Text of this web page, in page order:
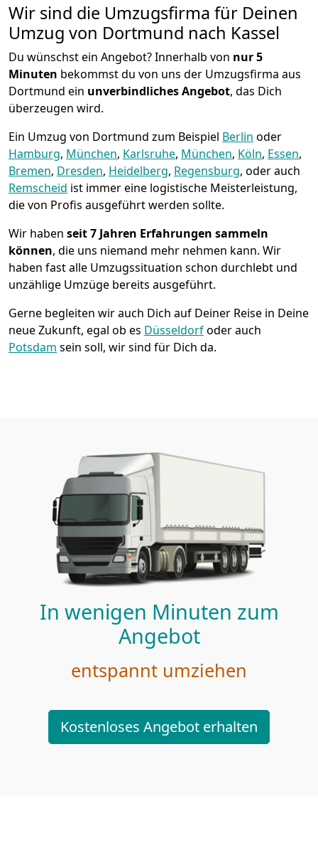
Wir sind die Umzugsfirma für Deinen
Umzug von Dortmund nach Kassel
Du wünschst ein Angebot? Innerhalb von nur 5
Minuten bekommst du von uns der Umzugsfirma aus
Dortmund ein unverbindliches Angebot, das Dich
überzeugen wird.
Ein Umzug von Dortmund zum Beispiel Berlin oder
Hamburg, München, Karlsruhe, München, Köln, Essen,
Bremen, Dresden, Heidelberg, Regensburg, oder auch
Remscheid ist immer eine logistische Meisterleistung,
die von Profis ausgeführt werden sollte.
Wir haben seit7 Jahren Erfahrungen sammeln
können, die uns niemand mehr nehmen kann. Wir
haben fast alle Umzugssituation schon durchlebt und
unzählige Umzüge bereits ausgeführt.
Gerne begleiten wir auch Dich auf Deiner Reise in Deine
neue Zukunft, egal ob es Düsseldorfoder auch
Potsdam sein soll, wir sind für Dich da.
In wenigen Minuten zum
Angebot
entspannt umziehen
Kostenloses Angebot erhalten